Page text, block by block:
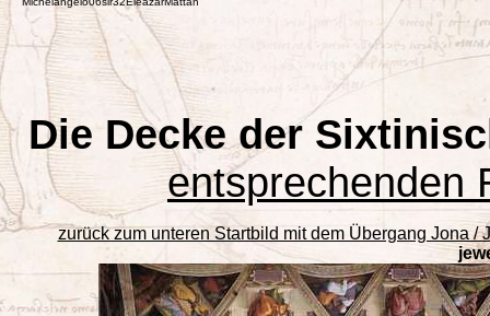
Die Decke der
entsprechenden
zurück zum unteren Startbild mit dem Übergang Jona /